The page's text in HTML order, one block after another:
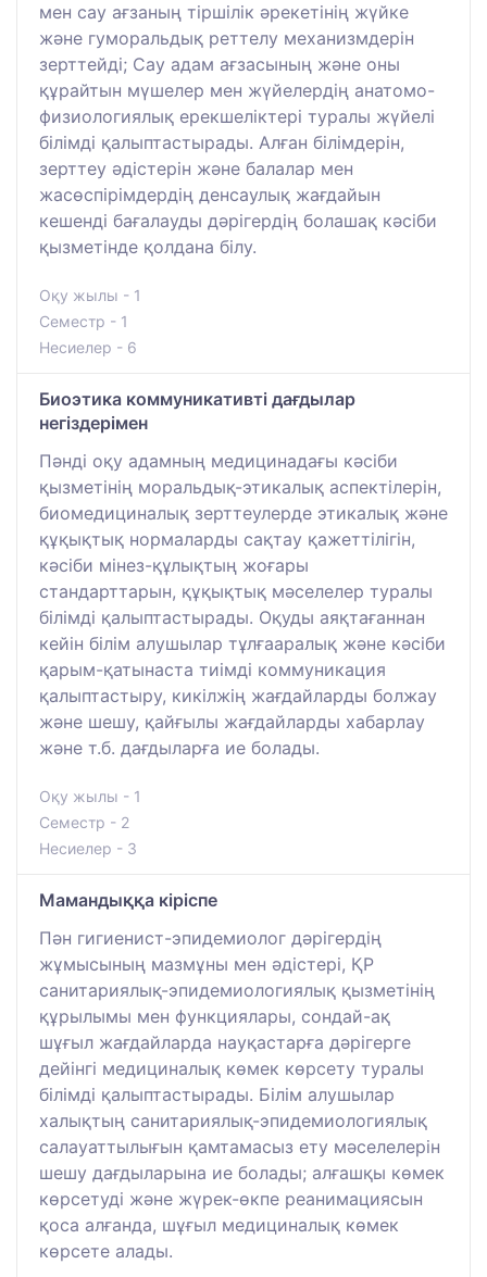
мен сау ағзаның тіршілік әрекетінің жүйке
және гуморальдық реттелу механизмдерін
зерттейді; Сау адам ағзасының және оны
құрайтын мүшелер мен жүйелердің анатомо-
физиологиялық ерекшеліктері туралы жүйелі
білімді қалыптастырады. Алған білімдерін,
зерттеу әдістерін және балалар мен
жасөспірімдердің денсаулық жағдайын
кешенді бағалауды дәрігердің болашақ кәсіби
қызметінде қолдана білу.
Оқу жылы - 1
Семестр - 1
Несиелер - 6
Биоэтика коммуникативті дағдылар
негіздерімен
Пәнді оқу адамның медицинадағы кәсіби
қызметінің моральдық-этикалық аспектілерін,
биомедициналық зерттеулерде этикалық және
құқықтық нормаларды сақтау қажеттілігін,
кәсіби мінез-құлықтың жоғары
стандарттарын, құқықтық мәселелер туралы
білімді қалыптастырады. Оқуды аяқтағаннан
кейін білім алушылар тұлғааралық және кәсіби
қарым-қатынаста тиімді коммуникация
қалыптастыру, кикілжің жағдайларды болжау
және шешу, қайғылы жағдайларды хабарлау
және т.б. дағдыларға ие болады.
Оқу жылы - 1
Семестр - 2
Несиелер - 3
Мамандыққа кіріспе
Пән гигиенист-эпидемиолог дәрігердің
жұмысының мазмұны мен әдістері, ҚР
санитариялық-эпидемиологиялық қызметінің
құрылымы мен функциялары, сондай-ақ
шұғыл жағдайларда науқастарға дәрігерге
дейінгі медициналық көмек көрсету туралы
білімді қалыптастырады. Білім алушылар
халықтың санитариялық-эпидемиологиялық
салауаттылығын қамтамасыз ету мәселелерін
шешу дағдыларына ие болады; алғашқы көмек
көрсетуді және жүрек-өкпе реанимациясын
қоса алғанда, шұғыл медициналық көмек
көрсете алады.